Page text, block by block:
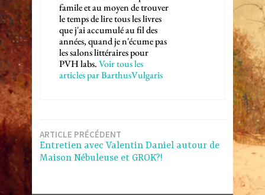
famile et au moyen de trouver
le temps de lire tous les livres
que j'ai accumulé au fil des
années, quand je n'écume pas
les salons littéraires pour
PVH labs.Voir tous les
articles par BarthusVulgaris
Navigation
de
ARTICLE PRÉCÉDENT
Entretien avec Valentin Daniel autour de
Maison Nébuleuse et GROK?!